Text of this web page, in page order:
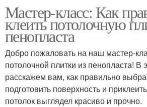
Мастер-класс: Как
клеить потолочную
пенопласта
Добро пожаловать на наш мастер-
потолочной плитки из пенопласта! В
расскажем вам, как правильно
подготовить поверхность и
потолок выглядел красиво и прочно.